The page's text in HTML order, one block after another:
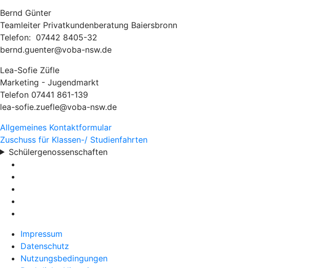
Bernd Günter
Teamleiter Privatkundenberatung Baiersbronn
Telefon: 07442 8405-32
bernd.guenter@voba-nsw.de
Lea-Sofie Züfle
Marketing - Jugendmarkt
Telefon 07441 861-139
lea-sofie.zuefle@voba-nsw.de
Allgemeines Kontaktformular
Zuschuss für Klassen-/ Studienfahrten
Schülergenossenschaften
Impressum
Datenschutz
Nutzungsbedingungen